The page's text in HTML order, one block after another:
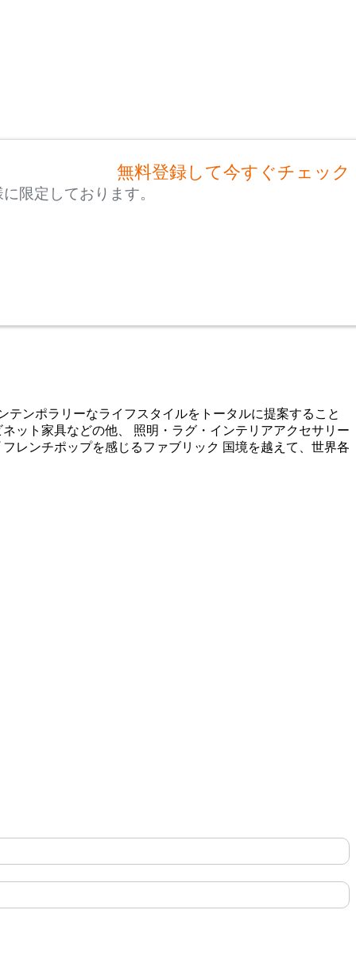
無料登録して今すぐチェック
限定しております。
ンポラリーなライフスタイルをトータルに提案すること
ット家具などの他、 照明・ラグ・インテリアアクセサリー
レンチポップを感じるファブリック 国境を越えて、世界各